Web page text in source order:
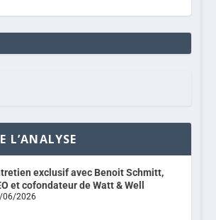
L’ANALYSE
exclusif avec Benoit Schmitt,
et cofondateur de Watt & Well
06/2026